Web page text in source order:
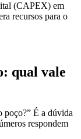
(CAPEX) em
recursos para o
qual vale
poço?” É a dúvida
respondem